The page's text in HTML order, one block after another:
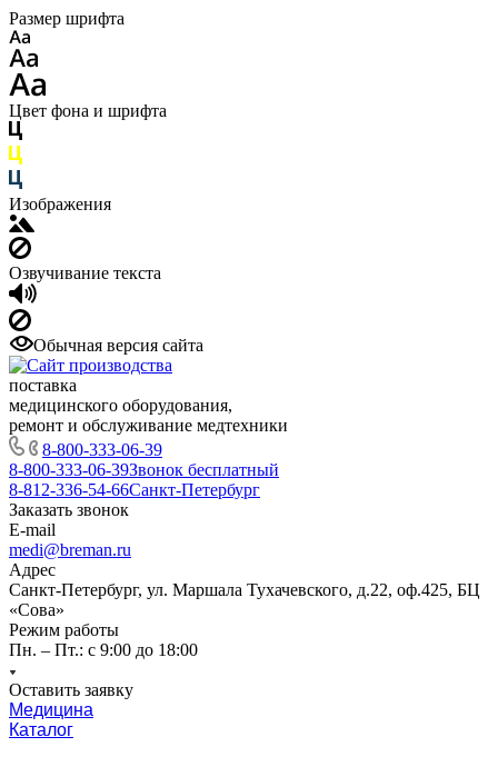
Размер шрифта
Цвет фона и шрифта
Изображения
Озвучивание текста
Обычная версия сайта
поставка
медицинского оборудования,
ремонт и обслуживание медтехники
8-800-333-06-39
8-800-333-06-39Звонок бесплатный
8-812-336-54-66Санкт-Петербург
Заказать звонок
E-mail
medi@breman.ru
Адрес
Санкт-Петербург, ул. Маршала Тухачевского, д.22, оф.425, БЦ
«Сова»
Режим работы
Пн. – Пт.: с 9:00 до 18:00
Оставить заявку
Медицина
Каталог